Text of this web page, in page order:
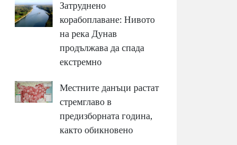
Затруднено
корабоплаване: Нивото
на река Дунав
продължава да спада
екстремно
Местните данъци растат
стремглаво в
предизборната година,
както обикновено